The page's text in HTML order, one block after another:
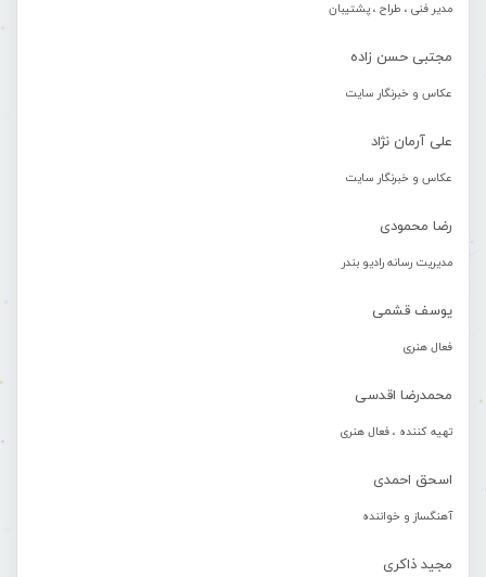
مدیر فنی ، طراح ، پشتیبان
مجتبی حسن زاده
عکاس و خبرنگار سایت
علی آرمان نژاد
عکاس و خبرنگار سایت
رضا محمودی
مدیریت رسانه رادیو بندر
یوسف قشمی
فعال هنری
محمدرضا اقدسی
تهیه کننده ، فعال هنری
اسحق احمدی
آهنگساز و خواننده
مجید ذاکری